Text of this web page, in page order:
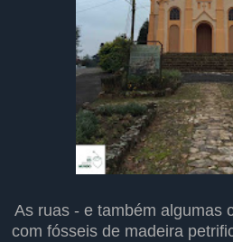
As ruas - e também algumas
com fósseis de madeira